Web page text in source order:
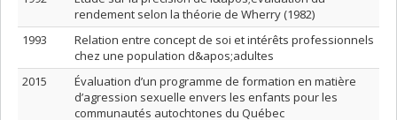
rendement selon la théorie de Wherry (1982)
1993
Relation entre concept de soi et intérêts professionnels
chez une population d&apos;adultes
2015
Évaluation d’un programme de formation en matière
d’agression sexuelle envers les enfants pour les
communautés autochtones du Québec